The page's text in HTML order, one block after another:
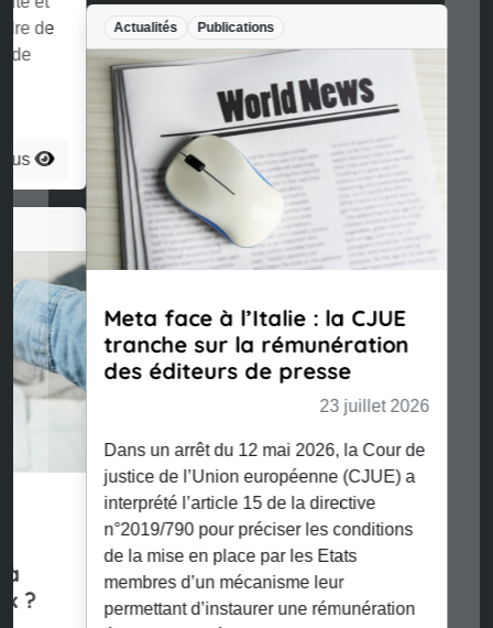
Actualités Publications
Meta face à l’Italie : la CJUE
tranche sur la rémunération
des éditeurs de presse
23 juillet 2026
Dans un arrêt du 12 mai 2026, la Cour de
justice de l’Union européenne (CJUE) a
interprété l’article 15 de la directive
n°2019/790 pour préciser les conditions
de la mise en place par les Etats
membres d’un mécanisme leur
permettant d’instaurer une rémunération